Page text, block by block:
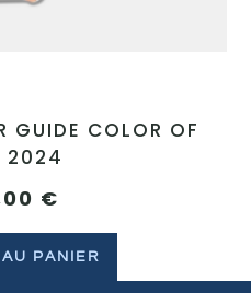
GUIDE COLOR OF
2024
€
PANIER